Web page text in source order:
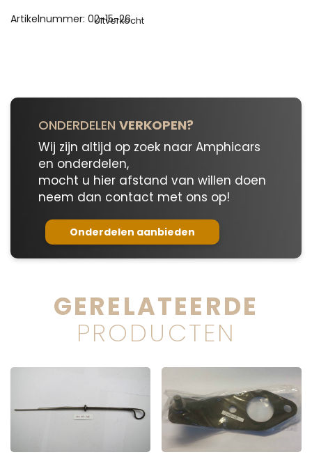
Uitverkocht
Artikelnummer: 02-15-26
ONDERDELEN VERKOPEN?
Wij zijn altijd op zoek naar Amphicars
en onderdelen,
mocht u hier afstand van willen doen
neem dan contact met ons op!
Onderdelen aanbieden
GERELATEERDE
PRODUCTEN